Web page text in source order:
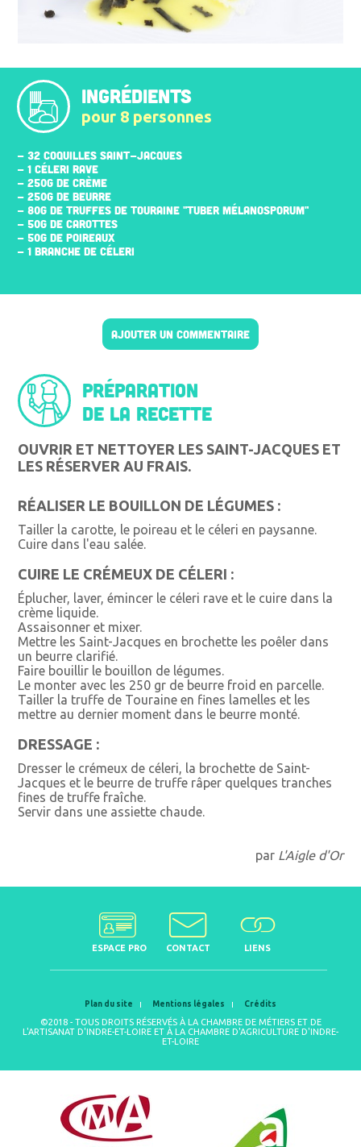
INGRÉDIENTS
pour 8 personnes
- 32 COQUILLES SAINT-JACQUES
- 1 CÉLERI RAVE
- 250G DE CRÈME
- 250G DE BEURRE
- 80G DE TRUFFES DE TOURAINE "TUBER MÉLANOSPORUM"
- 50G DE CAROTTES
- 50G DE POIREAUX
- 1 BRANCHE DE CÉLERI
AJOUTER UN COMMENTAIRE
Préparation
de la recette
OUVRIR ET NETTOYER LES SAINT-JACQUES ET
LES RÉSERVER AU FRAIS.
RÉALISER LE BOUILLON DE LÉGUMES :
Tailler la carotte, le poireau et le céleri en paysanne.
Cuire dans l'eau salée.
CUIRE LE CRÉMEUX DE CÉLERI :
Éplucher, laver, émincer le céleri rave et le cuire dans la
crème liquide.
Assaisonner et mixer.
Mettre les Saint-Jacques en brochette les poêler dans
un beurre clarifié.
Faire bouillir le bouillon de légumes.
Le monter avec les 250 gr de beurre froid en parcelle.
Tailler la truffe de Touraine en fines lamelles et les
mettre au dernier moment dans le beurre monté.
DRESSAGE :
Dresser le crémeux de céleri, la brochette de Saint-
Jacques et le beurre de truffe râper quelques tranches
fines de truffe fraîche.
Servir dans une assiette chaude.
par L'Aigle d'Or
ESPACE PRO CONTACT LIENS
Plan du site Mentions légales Crédits
©2018 - TOUS DROITS RÉSERVÉS À LA CHAMBRE DE MÉTIERS ET DE
L'ARTISANAT D'INDRE-ET-LOIRE ET À LA CHAMBRE D'AGRICULTURE D'INDRE-
ET-LOIRE